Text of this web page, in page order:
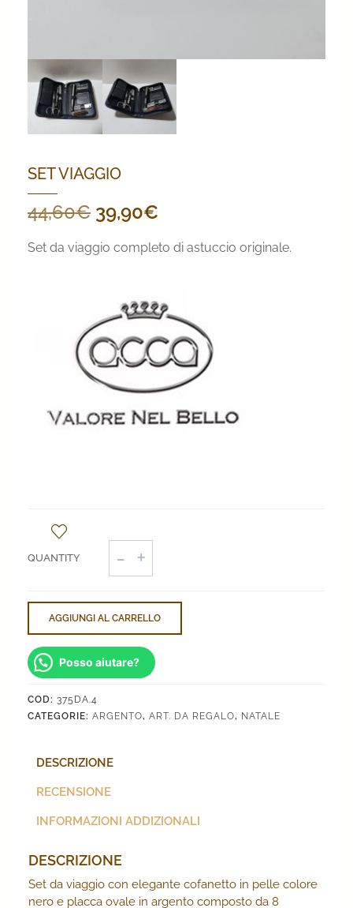
SET VIAGGIO
44,60€ Il
prezzo
era:
44,60€.
39,90€
prezzo
è:
39,90€.
Set da viaggio completo di astuccio originale.
viaggio
quantità
AGGIUNGI AL CARRELLO
Posso aiutare?
COD: 375DA.4
CATEGORIE: ARGENTO, ART. DA REGALO, NATALE
DESCRIZIONE
RECENSIONE
INFORMAZIONI ADDIZIONALI
DESCRIZIONE
Set da viaggio con elegante cofanetto in pelle colore
nero e placca ovale in argento composto da 8